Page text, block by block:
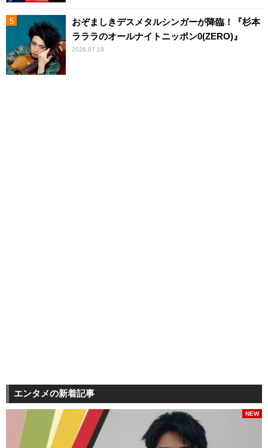
おぞましきデスメタルシンガーが降臨！『杉本
ラララのオールナイトニッポン0(ZERO)』
2026.07.19
エンタメの新着記事
NEW